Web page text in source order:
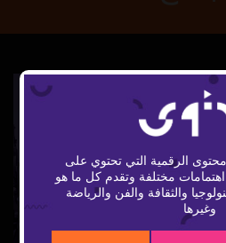
Play
الرقمية التي تحتوي على
مختلفة وتقدم كل ما هو
والثقافة والفن والرياضة
وغيرها